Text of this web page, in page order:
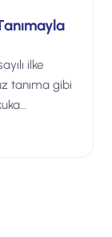
ilke
tanıma gibi
İzi ve Yüz